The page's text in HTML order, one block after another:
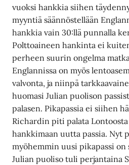
vuoksi hankkia siihen
myyntiä säännöstellään
hankkia vain 30:llä punnalla
Polttoaineen hankinta ei
perheen suurin ongelma
Englannissa on myös
valvonta, ja niinpä
huomasi Julian puolison
palasen. Pikapassia ei siihen
Richardin piti palata
hankkimaan uutta passia. Nyt
myöhemmin uusi pikapassi on
Julian puoliso tuli perjantaina